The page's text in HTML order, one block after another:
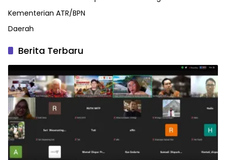
Kementerian ATR/BPN
Daerah
Berita Terbaru